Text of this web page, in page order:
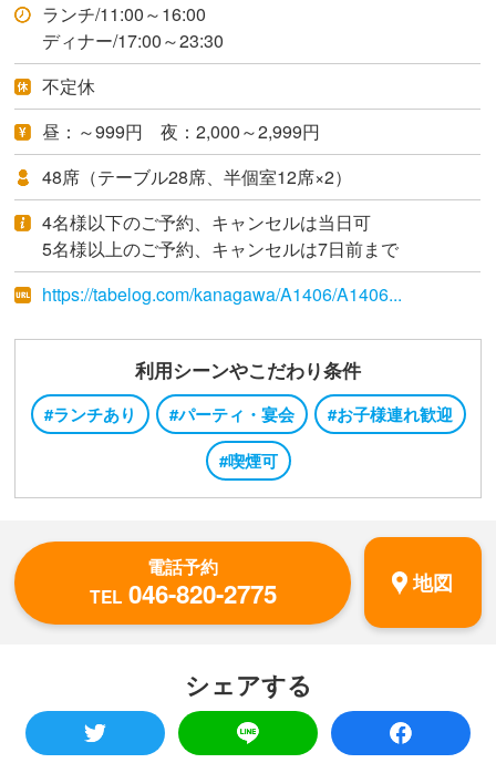
ランチ/11:00～16:00
ディナー/17:00～23:30
不定休
昼：～999円 夜：2,000～2,999円
48席（テーブル28席、半個室12席×2）
4名様以下のご予約、キャンセルは当日可
5名様以上のご予約、キャンセルは7日前まで
https://tabelog.com/kanagawa/A1406/A1406...
利用シーンやこだわり条件
#ランチあり #パーティ・宴会
#お子様連れ歓迎
#喫煙可
電話予約
TEL 046-820-2775 地図
シェアする